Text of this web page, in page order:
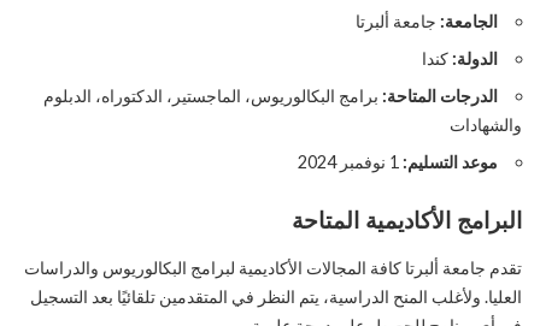
الجامعة: جامعة ألبرتا
الدولة: كندا
الدرجات المتاحة: برامج البكالوريوس، الماجستير، الدكتوراه، الدبلوم
والشهادات
موعد التسليم:
البرامج الأكاديمية المتاحة
تقدم جامعة ألبرتا كافة المجالات الأكاديمية لبرامج البكالوريوس والدراسات
العليا. ولأغلب المنح الدراسية، يتم النظر في المتقدمين تلقائيًا بعد التسجيل